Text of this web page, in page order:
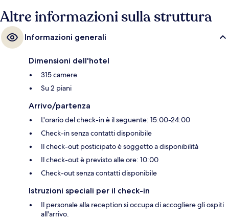
all'aperto e una sauna.
Altre informazioni sulla struttura
Informazioni generali
Dimensioni dell'hotel
315 camere
Su 2 piani
Arrivo/partenza
L'orario del check-in è il seguente: 15:00-24:00
Check-in senza contatti disponibile
Il check-out posticipato è soggetto a disponibilità
Il check-out è previsto alle ore: 10:00
Check-out senza contatti disponibile
Istruzioni speciali per il check-in
Il personale alla reception si occupa di accogliere gli ospiti
all'arrivo.